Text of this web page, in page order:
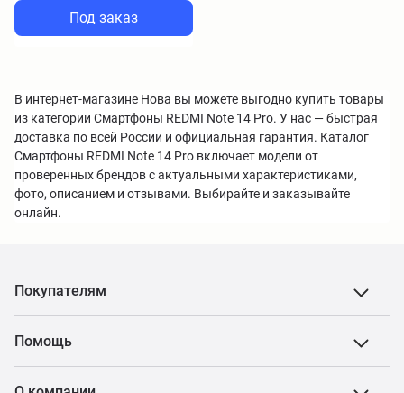
Под заказ
В интернет-магазине Нова вы можете выгодно купить товары
из категории Смартфоны REDMI Note 14 Pro. У нас — быстрая
доставка по всей России и официальная гарантия. Каталог
Смартфоны REDMI Note 14 Pro включает модели от
проверенных брендов с актуальными характеристиками,
фото, описанием и отзывами. Выбирайте и заказывайте
онлайн.
Покупателям
Помощь